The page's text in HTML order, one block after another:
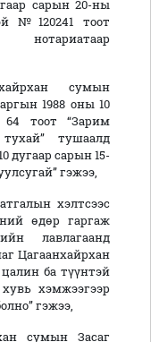
сарын 20-ны
№120241 тоот
сумын
1988 оны 10
тоот “Зарим
тушаалд
дугаар сарын 15-
гэжээ,
хэлтсээс
өдөр гаргаж
лавлагаанд
Цагаанхайрхан
ба түүнтэй
хэмжээгээр
гэжээ,
сумын Засаг